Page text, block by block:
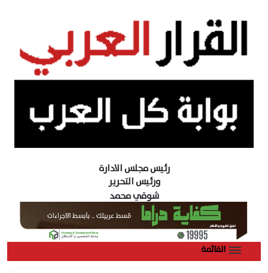
رئيس مجلس الادارة
ورئيس التحرير
شوقي محمد
القائمة